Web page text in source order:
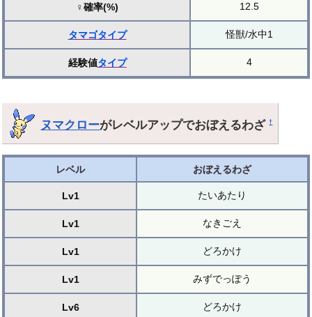
♀確率(%) 12.5
タマゴタイプ 怪獣/水中1
経験値タイプ 4
ヌマクローがレベルアップでおぼえるわざ†
レベル おぼえるわざ
Lv1 たいあたり
Lv1 なきごえ
Lv1 どろかけ
Lv1 みずでっぽう
Lv6 どろかけ